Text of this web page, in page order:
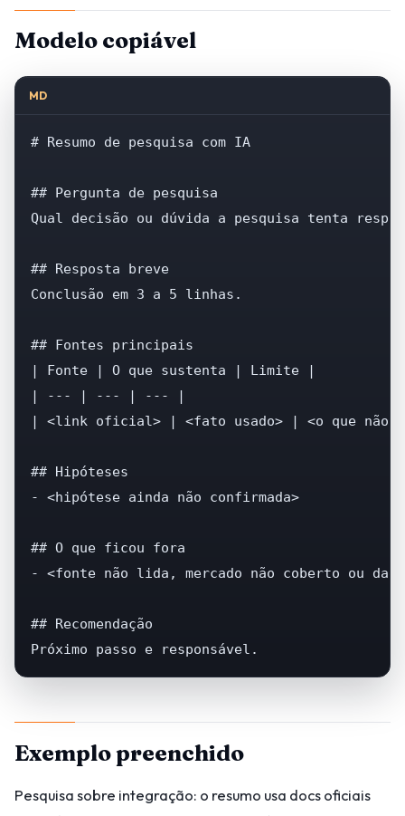
Modelo copiável
MD
# Resumo de pesquisa com IA
## Pergunta de pesquisa
Qual decisão ou dúvida a pesquisa tenta
## Resposta breve
Conclusão em 3 a 5 linhas.
## Fontes principais
| Fonte | O que sustenta | Limite |
| --- | --- | --- |
| <link oficial> | <fato usado> | <o que não
## Hipóteses
- <hipótese ainda não confirmada>
## O que ficou fora
- <fonte não lida, mercado não coberto ou
## Recomendação
Próximo passo e responsável.
Exemplo preenchido
Pesquisa sobre integração: o resumo usa docs oficiais